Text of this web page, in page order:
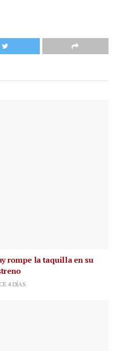
rompe la taquilla en su
4 DÍAS